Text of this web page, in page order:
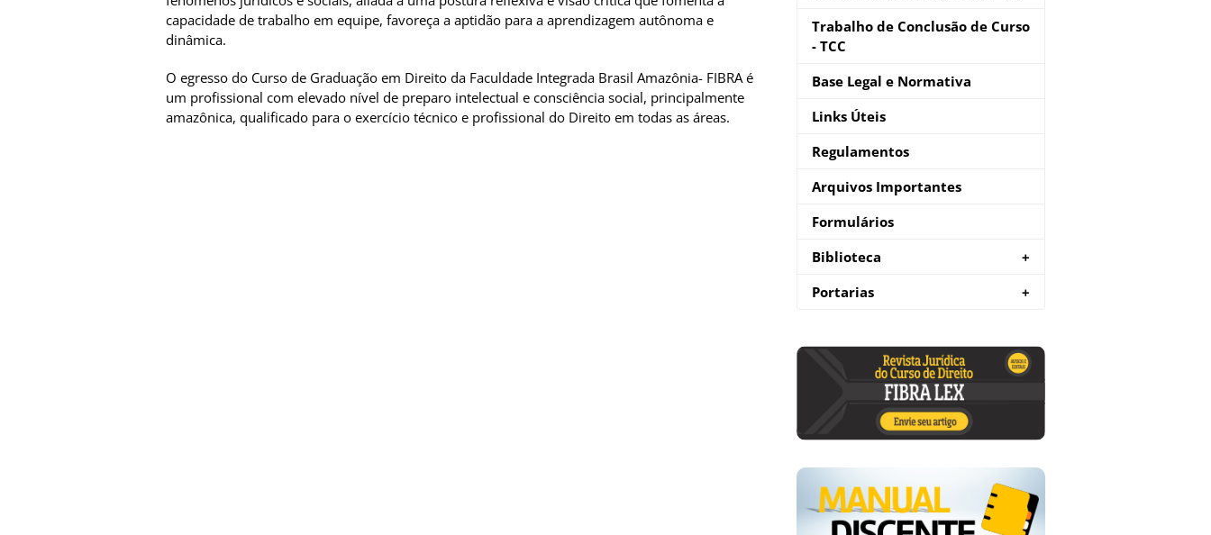
capacidade de trabalho em equipe, favoreça a aptidão para a aprendizagem autônoma e
dinâmica.
O egresso do Curso de Graduação em Direito da Faculdade Integrada Brasil Amazônia- FIBRA é
um profissional com elevado nível de preparo intelectual e consciência social, principalmente
amazônica, qualificado para o exercício técnico e profissional do Direito em todas as áreas.
Trabalho de Conclusão de Curso
- TCC
Base Legal e Normativa
Links Úteis
Regulamentos
Arquivos Importantes
Formulários
+
Biblioteca
+
Portarias